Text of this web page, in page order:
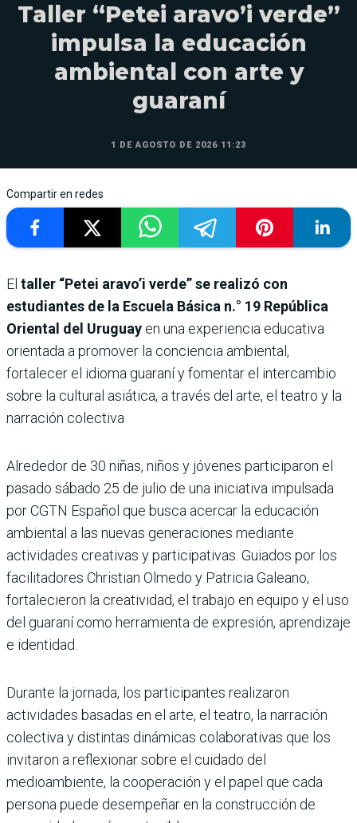
Taller “Petei aravo’i verde”
impulsa la educación
ambiental con arte y
guaraní
1 DE AGOSTO DE 2026 11:23
Compartir en redes
El taller “Petei aravo’i verde” se realizó con
estudiantes de la Escuela Básica n.° 19 República
Oriental del Uruguay en una experiencia educativa
orientada a promover la conciencia ambiental,
fortalecer el idioma guaraní y fomentar el intercambio
sobre la cultural asiática, a través del arte, el teatro y la
narración colectiva
Alrededor de 30 niñas, niños y jóvenes participaron el
pasado sábado 25 de julio de una iniciativa impulsada
por CGTN Español que busca acercar la educación
ambiental a las nuevas generaciones mediante
actividades creativas y participativas. Guiados por los
facilitadores Christian Olmedo y Patricia Galeano,
fortalecieron la creatividad, el trabajo en equipo y el uso
del guaraní como herramienta de expresión, aprendizaje
e identidad.
Durante la jornada, los participantes realizaron
actividades basadas en el arte, el teatro, la narración
colectiva y distintas dinámicas colaborativas que los
invitaron a reflexionar sobre el cuidado del
medioambiente, la cooperación y el papel que cada
persona puede desempeñar en la construcción de